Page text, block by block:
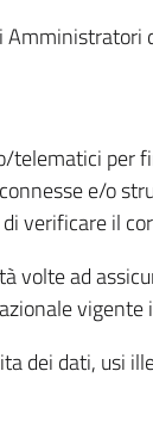
e/o
verificare il
ad
vigente
dei dati, usi